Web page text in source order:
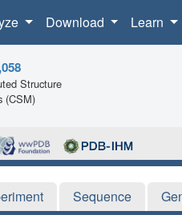
Download Learn
Structure
(CSM)
Sequence